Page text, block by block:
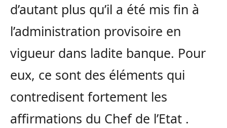
d’autant plus qu’il a été mis fin à
l’administration provisoire en
vigueur dans ladite banque. Pour
eux, ce sont des éléments qui
contredisent fortement les
affirmations du Chef de l’Etat .